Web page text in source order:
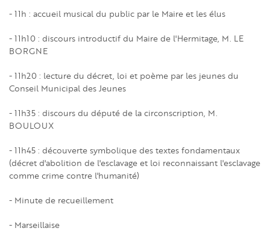
- 11h : accueil musical du public par le Maire et les élus
- 11h10 : discours introductif du Maire de l'Hermitage, M. LE
BORGNE
- 11h20 : lecture du décret, loi et poème par les jeunes du
Conseil Municipal des Jeunes
- 11h35 : discours du député de la circonscription, M.
BOULOUX
- 11h45 : découverte symbolique des textes fondamentaux
(décret d'abolition de l'esclavage et loi reconnaissant l'esclavage
comme crime contre l'humanité)
- Minute de recueillement
- Marseillaise